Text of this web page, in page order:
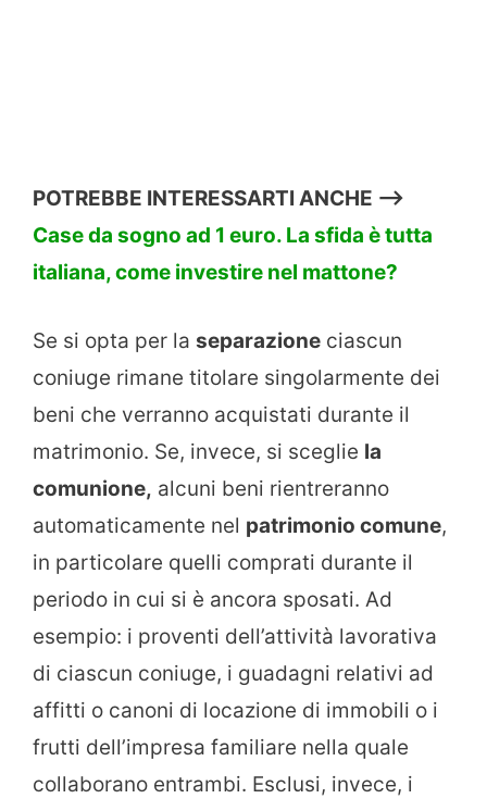
POTREBBE INTERESSARTI ANCHE —->
Case da sogno ad 1 euro. La sfida è tutta
italiana, come investire nel mattone?
Se si opta per la separazione ciascun
coniuge rimane titolare singolarmente dei
beni che verranno acquistati durante il
matrimonio. Se, invece, si sceglie la
comunione, alcuni beni rientreranno
automaticamente nel patrimonio comune,
in particolare quelli comprati durante il
periodo in cui si è ancora sposati. Ad
esempio: i proventi dell’attività lavorativa
di ciascun coniuge, i guadagni relativi ad
affitti o canoni di locazione di immobili o i
frutti dell’impresa familiare nella quale
collaborano entrambi. Esclusi, invece, i